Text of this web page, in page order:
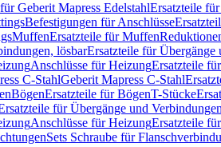
Geberit Mapress EdelstahlErsatzteile
Befestigungen für Anschlüsse
MuffenErsatzteile für Muffen
lösbarErsatzteile für Übergänge
Anschlüsse für HeizungErsatzteile
C-StahlGeberit Mapress C-Stahl
BögenErsatzteile für BögenT-Stücke
für Übergänge und
Anschlüsse für HeizungErsatzteile
Sets Schraube für